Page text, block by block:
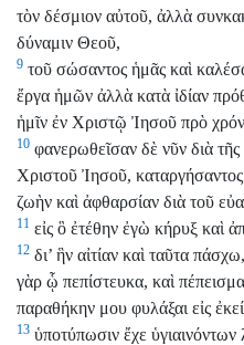
τὸν δέσμιον αὐτοῦ, ἀλλὰ
δύναμιν Θεοῦ,
9 τοῦ σώσαντος ἡμᾶς καὶ
ἔργα ἡμῶν ἀλλὰ κατὰ ἰδίαν
ἡμῖν ἐν Χριστῷ Ἰησοῦ πρὸ
10 φανερωθεῖσαν δὲ νῦν διὰ
Χριστοῦ Ἰησοῦ,
ζωὴν καὶ ἀφθαρσίαν διὰ τοῦ
11 εἰς ὃ ἐτέθην ἐγὼ κήρυξ καὶ
12 δι’ ἣν αἰτίαν καὶ ταῦτα
γὰρ ᾧ πεπίστευκα, καὶ
παραθήκην μου φυλάξαι εἰς
13 ὑποτύπωσιν ἔχε